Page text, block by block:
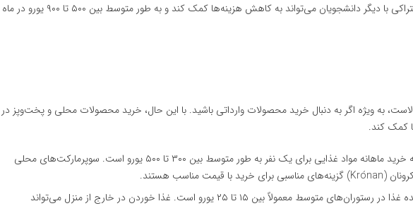
: اقامت اشتراکی با دیگر دانشجویان می‌تواند به کاهش هزینه‌ها کمک کند و به طور متوسط بین ۵۰۰ تا ۹۰۰ یورو در ماه
به ویژه اگر به دنبال خرید محصولات وارداتی باشید. با این حال، خرید محصولات محلی و پخت‌وپز در
کمک کند.
: هزینه خرید ماهانه مواد غذایی برای یک نفر به طور متوسط بین ۳۰۰ تا ۵۰۰ یورو است. سوپرمارکت‌های محلی
: هزینه یک وعده غذا در رستوران‌های متوسط معمولاً بین ۱۵ تا ۲۵ یورو است. غذا خوردن در خارج از منزل می‌تواند